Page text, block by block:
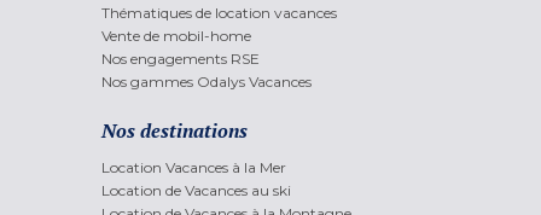
Thématiques de location vacances
Vente de mobil-home
Nos engagements RSE
Nos gammes Odalys Vacances
Nos destinations
Location Vacances à la Mer
Location de Vacances au ski